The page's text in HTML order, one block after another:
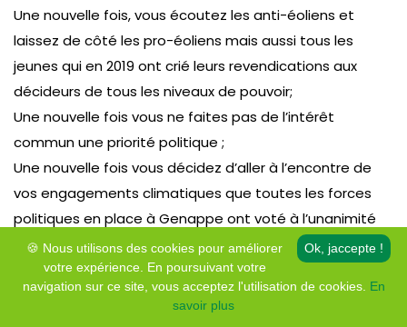
Une nouvelle fois, vous écoutez les anti-éoliens et
laissez de côté les pro-éoliens mais aussi tous les
jeunes qui en 2019 ont crié leurs revendications aux
décideurs de tous les niveaux de pouvoir;
Une nouvelle fois vous ne faites pas de l’intérêt
commun une priorité politique ;
Une nouvelle fois vous décidez d’aller à l’encontre de
vos engagements climatiques que toutes les forces
politiques en place à Genappe ont voté à l’unanimité
en 2016 ;
Alors, une nouvelle fois nous votons contre votre
obstination.
Ok, jaccepte !
🍪 Nous utilisons des cookies pour améliorer
votre expérience. En poursuivant votre
navigation sur ce site, vous acceptez l'utilisation de cookies. En
savoir plus